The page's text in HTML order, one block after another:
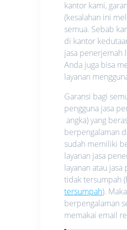
kantor kami,
(kesalahan ini
semua. Sebab
di kantor
jasa penerjemah
Anda juga bisa
layanan
Garansi bagi
pengguna jasa
angka) yang
berpengalaman
sudah memiliki
layanan jasa
layanan atau
tidak tersumpah
tersumpah).
berpengalaman
memakai email